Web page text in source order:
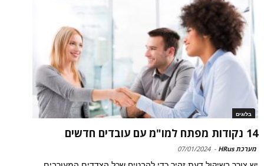
בלוגים
14 נקודות מפתח למו"מ עם עובדים חדשים
מערכת HRus -
07/01/2024